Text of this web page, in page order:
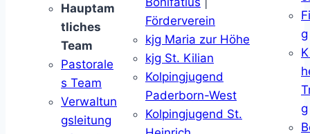
Hauptam
tliches
Team
Pastorale
s Team
Verwaltun
gsleitung
Förderverein
kjg Maria zur Höhe
kjg St. Kilian
Kolpingjugend
Paderborn-West
Kolpingjugend St.
g
g